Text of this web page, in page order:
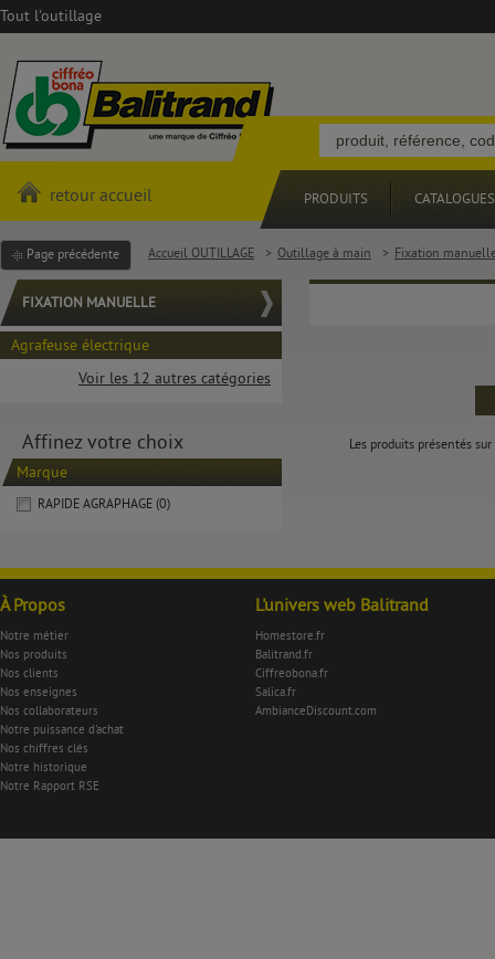
Tout l'outillage
retour accueil PRODUITS CATALOGUES
Page précédente Accueil OUTILLAGE > Outillage à main > Fixation
FIXATION MANUELLE
Agrafeuse électrique
Voir les 12 autres catégories
Affinez votre choix
Marque
RAPIDE AGRAPHAGE (0)
Les produits présentés
À Propos
Notre métier
Nos produits
Nos clients
Nos enseignes
Nos collaborateurs
Notre puissance d'achat
Nos chiffres clés
Notre historique
Notre Rapport RSE
L'univers web Balitrand
Homestore.fr
Balitrand.fr
Ciffreobona.fr
Salica.fr
AmbianceDiscount.com